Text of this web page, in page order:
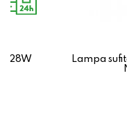
28W
Lampa